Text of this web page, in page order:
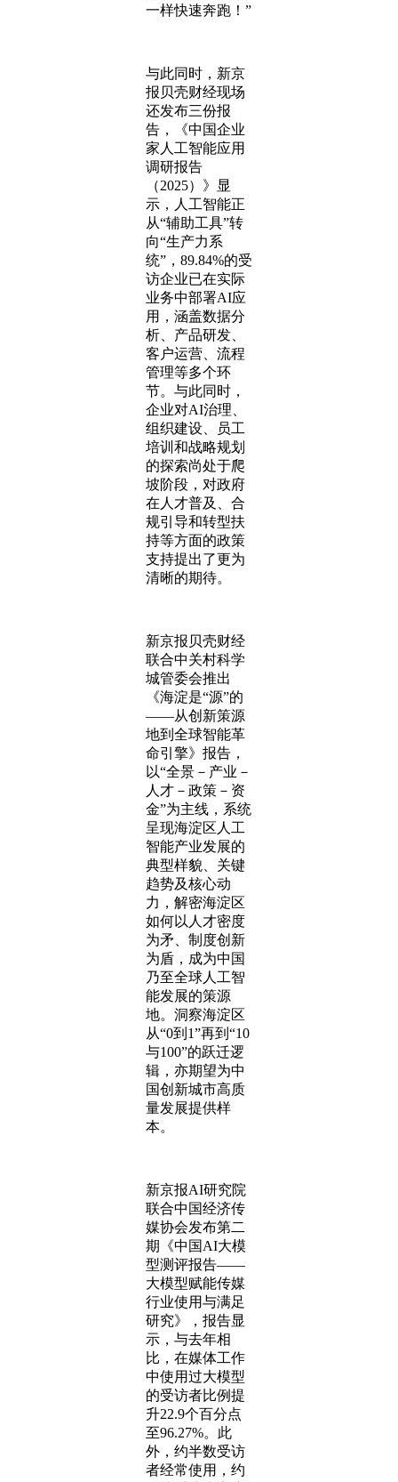
一样快速奔跑！”
与此同时，新京
报贝壳财经现场
还发布三份报
告，《中国企业
家人工智能应用
调研报告
（2025）》显
示，人工智能正
从“辅助工具”转
向“生产力系
统”，89.84%的受
访企业已在实际
业务中部署AI应
用，涵盖数据分
析、产品研发、
客户运营、流程
管理等多个环
节。与此同时，
企业对AI治理、
组织建设、员工
培训和战略规划
的探索尚处于爬
坡阶段，对政府
在人才普及、合
规引导和转型扶
持等方面的政策
支持提出了更为
清晰的期待。
新京报贝壳财经
联合中关村科学
城管委会推出
《海淀是“源”的
——从创新策源
地到全球智能革
命引擎》报告，
以“全景－产业－
人才－政策－资
金”为主线，系统
呈现海淀区人工
智能产业发展的
典型样貌、关键
趋势及核心动
力，解密海淀区
如何以人才密度
为矛、制度创新
为盾，成为中国
乃至全球人工智
能发展的策源
地。洞察海淀区
从“0到1”再到“10
与100”的跃迁逻
辑，亦期望为中
国创新城市高质
量发展提供样
本。
新京报AI研究院
联合中国经济传
媒协会发布第二
期《中国AI大模
型测评报告——
大模型赋能传媒
行业使用与满足
研究》，报告显
示，与去年相
比，在媒体工作
中使用过大模型
的受访者比例提
升22.9个百分点
至96.27%。此
外，约半数受访
者经常使用，约